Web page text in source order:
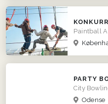
Paintball
PARTY
City
Odense